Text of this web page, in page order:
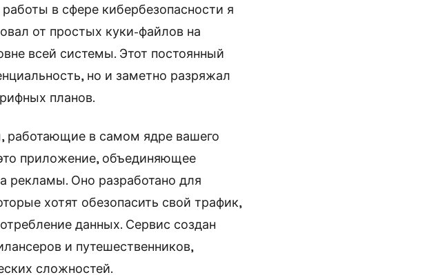
в сфере кибербезопасности я
от простых куки-файлов на
всей системы. Этот постоянный
но и заметно разряжал
планов.
работающие в самом ядре вашего
приложение, объединяющее
рекламы. Оно разработано для
хотят обезопасить свой трафик,
данных. Сервис создан
и путешественников,
сложностей.